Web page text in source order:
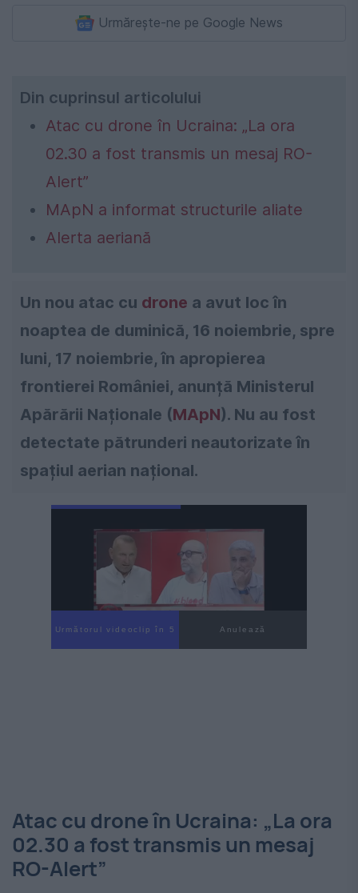
Urmărește-ne pe Google News
Din cuprinsul articolului
Atac cu drone în Ucraina: „La ora
02.30 a fost transmis un mesaj RO-
Alert”
MApN a informat structurile aliate
Alerta aeriană
Un nou atac cu drone a avut loc în
noaptea de duminică, 16 noiembrie, spre
luni, 17 noiembrie, în apropierea
frontierei României, anunță Ministerul
Apărării Naționale (MApN). Nu au fost
detectate pătrunderi neautorizate în
spațiul aerian național.
Următorul videoclip în 3 Anulează
Atac cu drone în Ucraina: „La ora
02.30 a fost transmis un mesaj
RO-Alert”